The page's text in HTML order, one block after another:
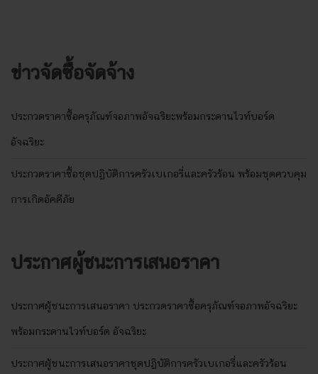
ข่าวจัดซื้อจัดจ้าง
ประกวดราคาซื้อครุภัณฑ์จอภาพอัจฉริยะพร้อมกระดานไวท์บอร์ด
อัจฉริยะ
ประกวดราคาซื้อชุดปฏิบัติการครัวเบเกอรี่และครัวร้อน พร้อมชุดควบคุม
การเกิดอัคคีภัย
ประกาศผู้ชนะการเสนอราคา
ประกาศผู้ชนะการเสนอราคา ประกวดราคาซื้อครุภัณฑ์จอภาพอัจฉริยะ
พร้อมกระดานไวท์บอร์ด อัจฉริยะ
ประกาศผู้ชนะการเสนอราคาชุดปฏิบัติการครัวเบเกอรี่และครัวร้อน